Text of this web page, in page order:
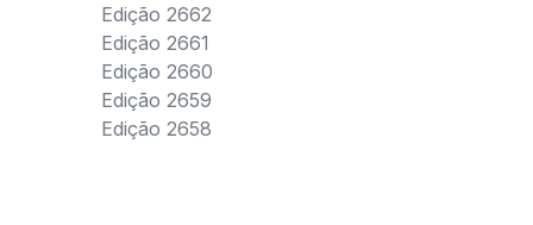
Edição 2662
Edição 2661
Edição 2660
Edição 2659
Edição 2658